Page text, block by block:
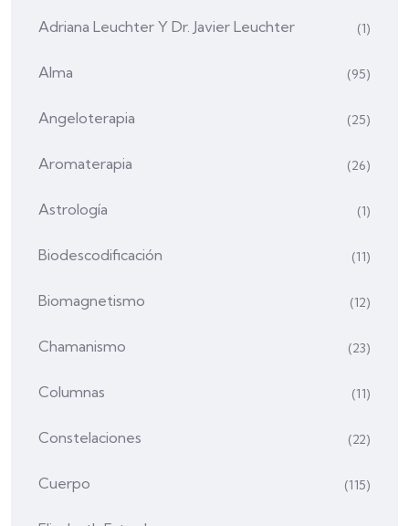
Adriana Leuchter Y Dr. Javier Leuchter (1)
Alma (95)
Angeloterapia (25)
Aromaterapia (26)
Astrología (1)
Biodescodificación (11)
Biomagnetismo (12)
Chamanismo (23)
Columnas (11)
Constelaciones (22)
Cuerpo (115)